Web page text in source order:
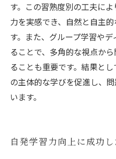
す。この習熟度別の工夫に
力を実感でき、自然と自主
す。また、グループ学習や
ることで、多角的な視点か
ることも重要です。結果と
の主体的な学びを促進し、
います。
自発学習力向上に成功